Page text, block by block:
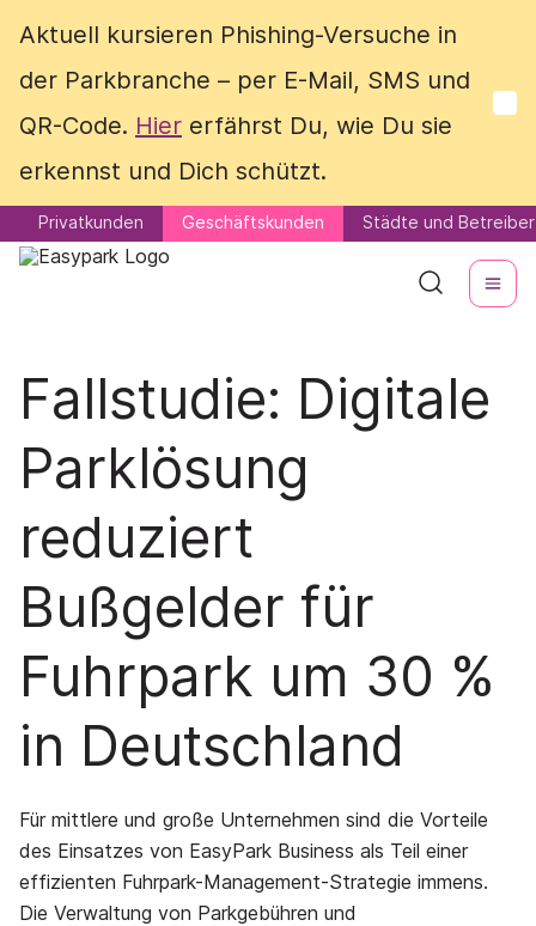
Aktuell kursieren Phishing-Versuche in
der Parkbranche – per E-Mail, SMS und
QR-Code. Hier erfährst Du, wie Du sie
erkennst und Dich schützt.
Privatkunden Geschäftskunden Städte und Betreiber
Aktuell kursieren Phishing-Versuche in
der Parkbranche – per E-Mail, SMS und
QR-Code. Hier erfährst Du, wie Du sie
erkennst und Dich schützt.
Privatkunden Geschäftskunden Städte und Betreiber
Fallstudie: Digitale
Parklösung
reduziert
Bußgelder für
Fuhrpark um 30 %
in Deutschland
Für mittlere und große Unternehmen sind die Vorteile
des Einsatzes von EasyPark Business als Teil einer
effizienten Fuhrpark-Management-Strategie immens.
Die Verwaltung von Parkgebühren und